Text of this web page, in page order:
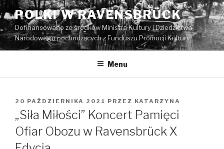
Przeskocz
do
treści
POLKI W RAVENSBRÜCK
Dofinansowano ze środków Ministra Kultury i Dziedzictwa
Narodowego pochodzących z Funduszu Promocji Kultury
Menu
OPUBLIKOWANE
W
20 PAŹDZIERNIKA 2021 PRZEZ KATARZYNA
„Siła Miłości” Koncert Pamięci
Ofiar Obozu w Ravensbrück X